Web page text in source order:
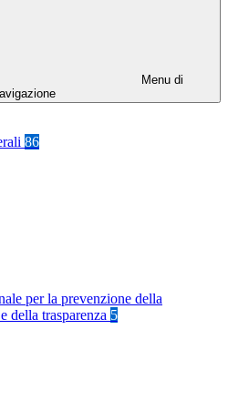
Menu di
86
per la prevenzione della
della trasparenza 5